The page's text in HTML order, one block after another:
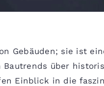
Gebäuden; sie ist
über
Einblick in die